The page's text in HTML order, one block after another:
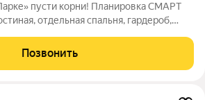
СМАРТ
отдельная спальня, гардероб,
жизни. Индивидуальное отопление
Позвонить